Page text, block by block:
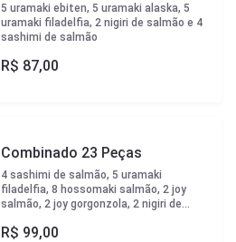
5 uramaki ebiten, 5 uramaki alaska, 5
uramaki filadelfia, 2 nigiri de salmão e 4
sashimi de salmão
R$ 87,00
Combinado 23 Peças
4 sashimi de salmão, 5 uramaki
filadelfia, 8 hossomaki salmão, 2 joy
salmão, 2 joy gorgonzola, 2 nigiri de
R$ 99,00